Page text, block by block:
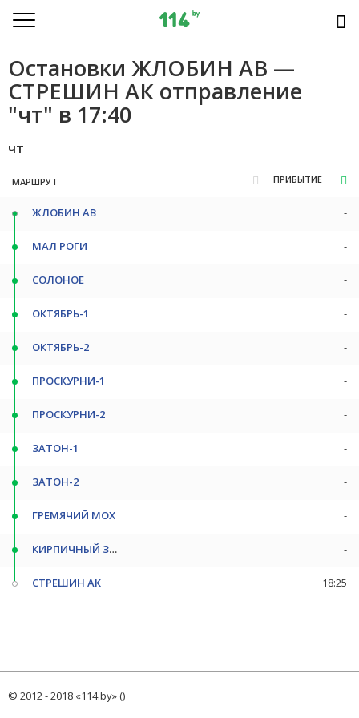
Остановки ЖЛОБИН АВ —
СТРЕШИН АК отправление
"чт" в 17:40
чт
МАРШРУТ ПРИБЫТИЕ
ЖЛОБИН АВ -
МАЛ РОГИ -
СОЛОНОЕ -
ОКТЯБРЬ-1 -
ОКТЯБРЬ-2 -
ПРОСКУРНИ-1 -
ПРОСКУРНИ-2 -
ЗАТОН-1 -
ЗАТОН-2 -
ГРЕМЯЧИЙ МОХ -
КИРПИЧНЫЙ З-Д -
СТРЕШИН АК 18:25
© 2012 - 2018 «114.by» ()